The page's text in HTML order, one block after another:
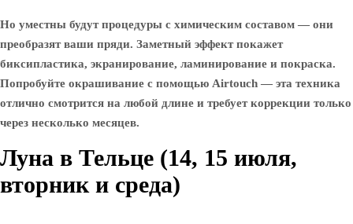
Но уместны будут процедуры с химическим составом — они
преобразят ваши пряди. Заметный эффект покажет
биксипластика, экранирование, ламинирование и покраска.
Попробуйте окрашивание с помощью Airtouch — эта техника
отлично смотрится на любой длине и требует коррекции только
через несколько месяцев.
Луна в Тельце (14, 15 июля,
вторник и среда)